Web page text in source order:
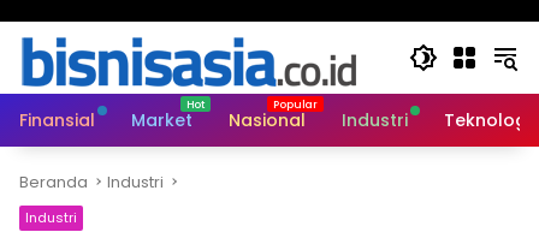
Finansial Market Nasional Industri Teknologi
Beranda Industri
Industri